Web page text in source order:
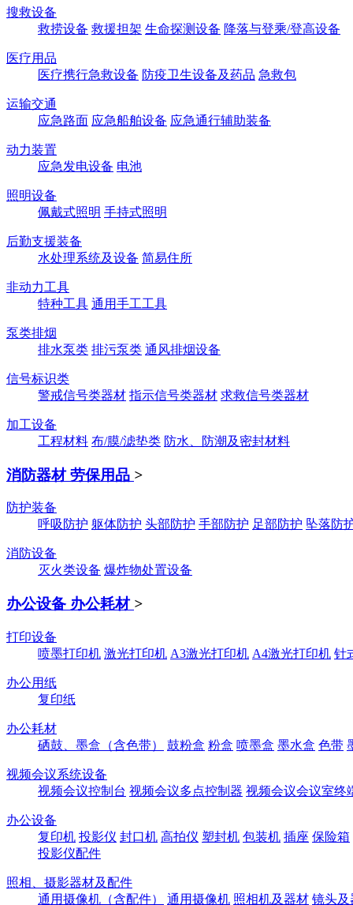
搜救设备
救捞设备 救援担架 生命探测设备 降落与登乘/登高设备
医疗用品
医疗携行急救设备 防疫卫生设备及药品 急救包
运输交通
应急路面 应急船舶设备 应急通行辅助装备
动力装置
应急发电设备 电池
照明设备
佩戴式照明 手持式照明
后勤支援装备
水处理系统及设备 简易住所
非动力工具
特种工具 通用手工工具
泵类排烟
排水泵类 排污泵类 通风排烟设备
信号标识类
警戒信号类器材 指示信号类器材 求救信号类器材
加工设备
工程材料 布/膜/滤垫类 防水、防潮及密封材料
消防器材 劳保用品 >
防护装备
呼吸防护 躯体防护 头部防护 手部防护 足部防护 坠落防
消防设备
灭火类设备 爆炸物处置设备
办公设备 办公耗材 >
打印设备
喷墨打印机 激光打印机 A3激光打印机 A4激光打印机 针
办公用纸
复印纸
办公耗材
硒鼓、墨盒（含色带）
鼓粉盒 粉盒 喷墨盒 墨水盒 色带
视频会议系统设备
视频会议控制台 视频会议多点控制器 视频会议会议室终
办公设备
复印机 投影仪 封口机 高拍仪 塑封机 包装机 插座 保险箱
投影仪配件
照相、摄影器材及配件
通用摄像机（含配件）
通用摄像机 照相机及器材 镜头及